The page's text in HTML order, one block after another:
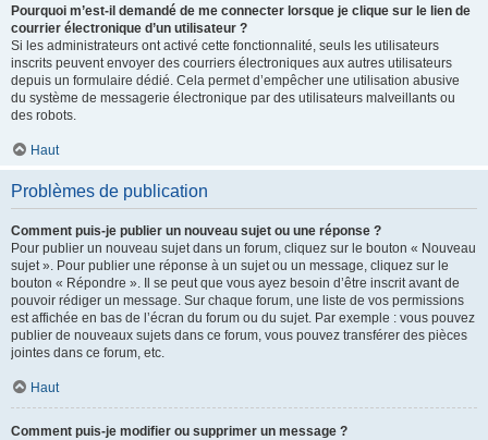
Pourquoi m’est-il demandé de me connecter lorsque je clique sur le lien de
courrier électronique d’un utilisateur ?
Si les administrateurs ont activé cette fonctionnalité, seuls les utilisateurs
inscrits peuvent envoyer des courriers électroniques aux autres utilisateurs
depuis un formulaire dédié. Cela permet d’empêcher une utilisation abusive
du système de messagerie électronique par des utilisateurs malveillants ou
des robots.
Haut
Problèmes de publication
Comment puis-je publier un nouveau sujet ou une réponse ?
Pour publier un nouveau sujet dans un forum, cliquez sur le bouton « Nouveau
sujet ». Pour publier une réponse à un sujet ou un message, cliquez sur le
bouton « Répondre ». Il se peut que vous ayez besoin d’être inscrit avant de
pouvoir rédiger un message. Sur chaque forum, une liste de vos permissions
est affichée en bas de l’écran du forum ou du sujet. Par exemple : vous pouvez
publier de nouveaux sujets dans ce forum, vous pouvez transférer des pièces
jointes dans ce forum, etc.
Haut
Comment puis-je modifier ou supprimer un message ?